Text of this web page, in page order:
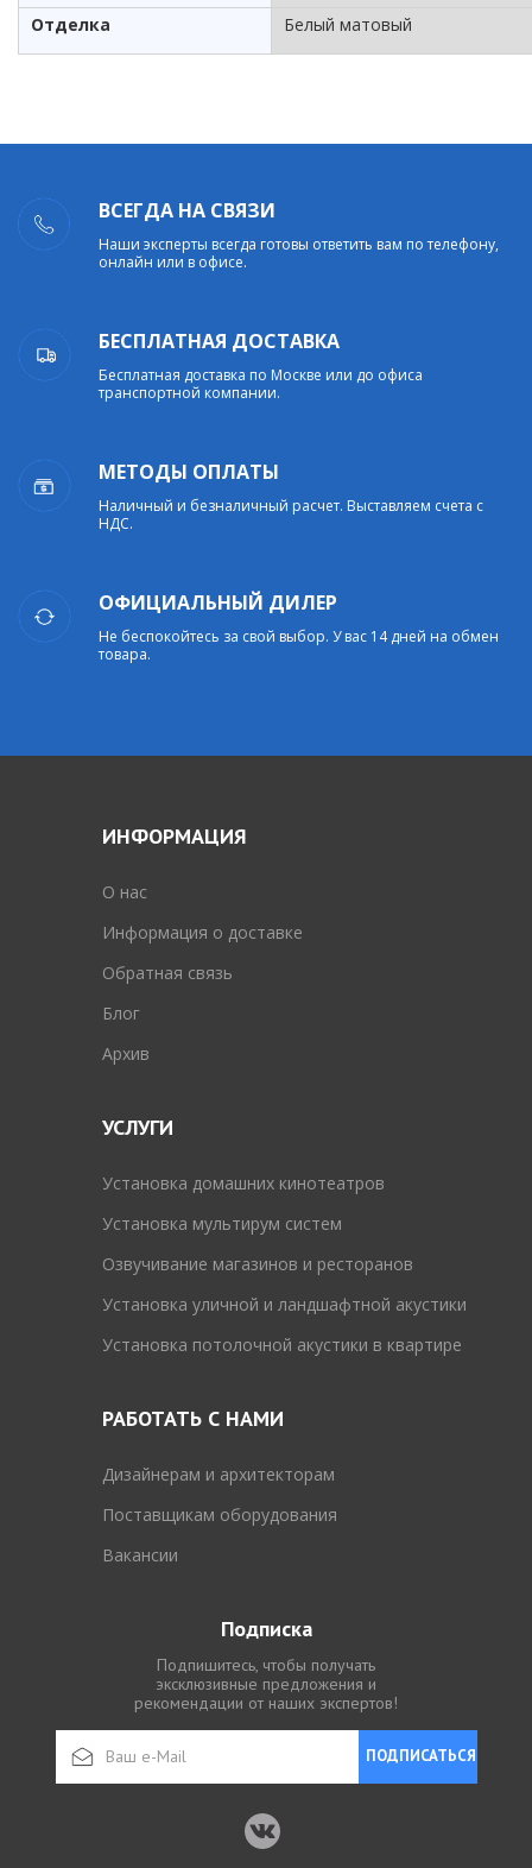
Отделка Белый матовый
ВСЕГДА НА СВЯЗИ
Наши эксперты всегда готовы ответить вам по телефону,
онлайн или в офисе.
БЕСПЛАТНАЯ ДОСТАВКА
Бесплатная доставка по Москве или до офиса
транспортной компании.
МЕТОДЫ ОПЛАТЫ
Наличный и безналичный расчет. Выставляем счета с
НДС.
ОФИЦИАЛЬНЫЙ ДИЛЕР
Не беспокойтесь за свой выбор. У вас 14 дней на обмен
товара.
ИНФОРМАЦИЯ
O нас
Информация о доставке
Обратная связь
Блог
Архив
УСЛУГИ
Установка домашних кинотеатров
Установка мультирум систем
Озвучивание магазинов и ресторанов
Установка уличной и ландшафтной акустики
Установка потолочной акустики в квартире
РАБОТАТЬ С НАМИ
Дизайнерам и архитекторам
Поставщикам оборудования
Вакансии
Подписка
Подпишитесь, чтобы получать
эксклюзивные предложения и
рекомендации от наших экспертов!
ПОДПИСАТЬСЯ